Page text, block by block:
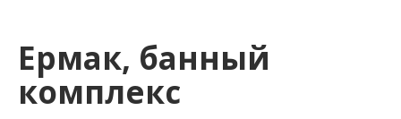
Ермак, банный
комплекс